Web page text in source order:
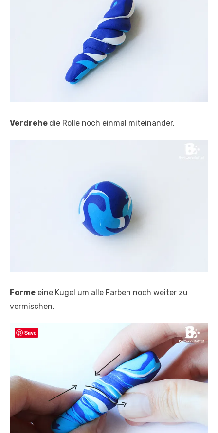
Verdrehe die Rolle noch einmal miteinander.
Forme eine Kugel um alle Farben noch weiter zu
vermischen.
Save